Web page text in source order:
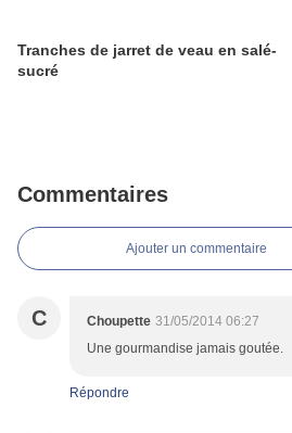
Tranches de jarret de veau en salé-
sucré
Commentaires
Ajouter un commentaire
C Choupette 31/05/2014 06:27
Une gourmandise jamais goutée.
Répondre